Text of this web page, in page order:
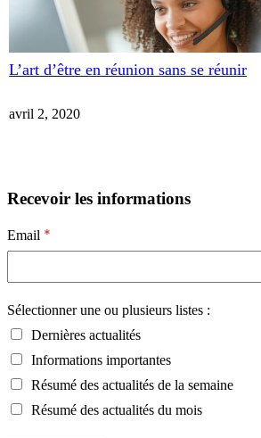
L’art d’être en réunion sans se réunir
avril 2, 2020
Recevoir les informations
Email *
Sélectionner une ou plusieurs listes :
Dernières actualités
Informations importantes
Résumé des actualités de la semaine
Résumé des actualités du mois